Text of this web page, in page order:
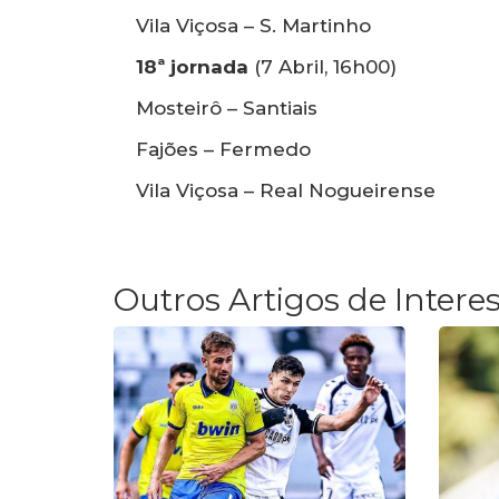
Vila Viçosa – S. Martinho
18ª jornada (7 Abril, 16h00)
Mosteirô – Santiais
Fajões – Fermedo
Vila Viçosa – Real Nogueirense
Outros Artigos de